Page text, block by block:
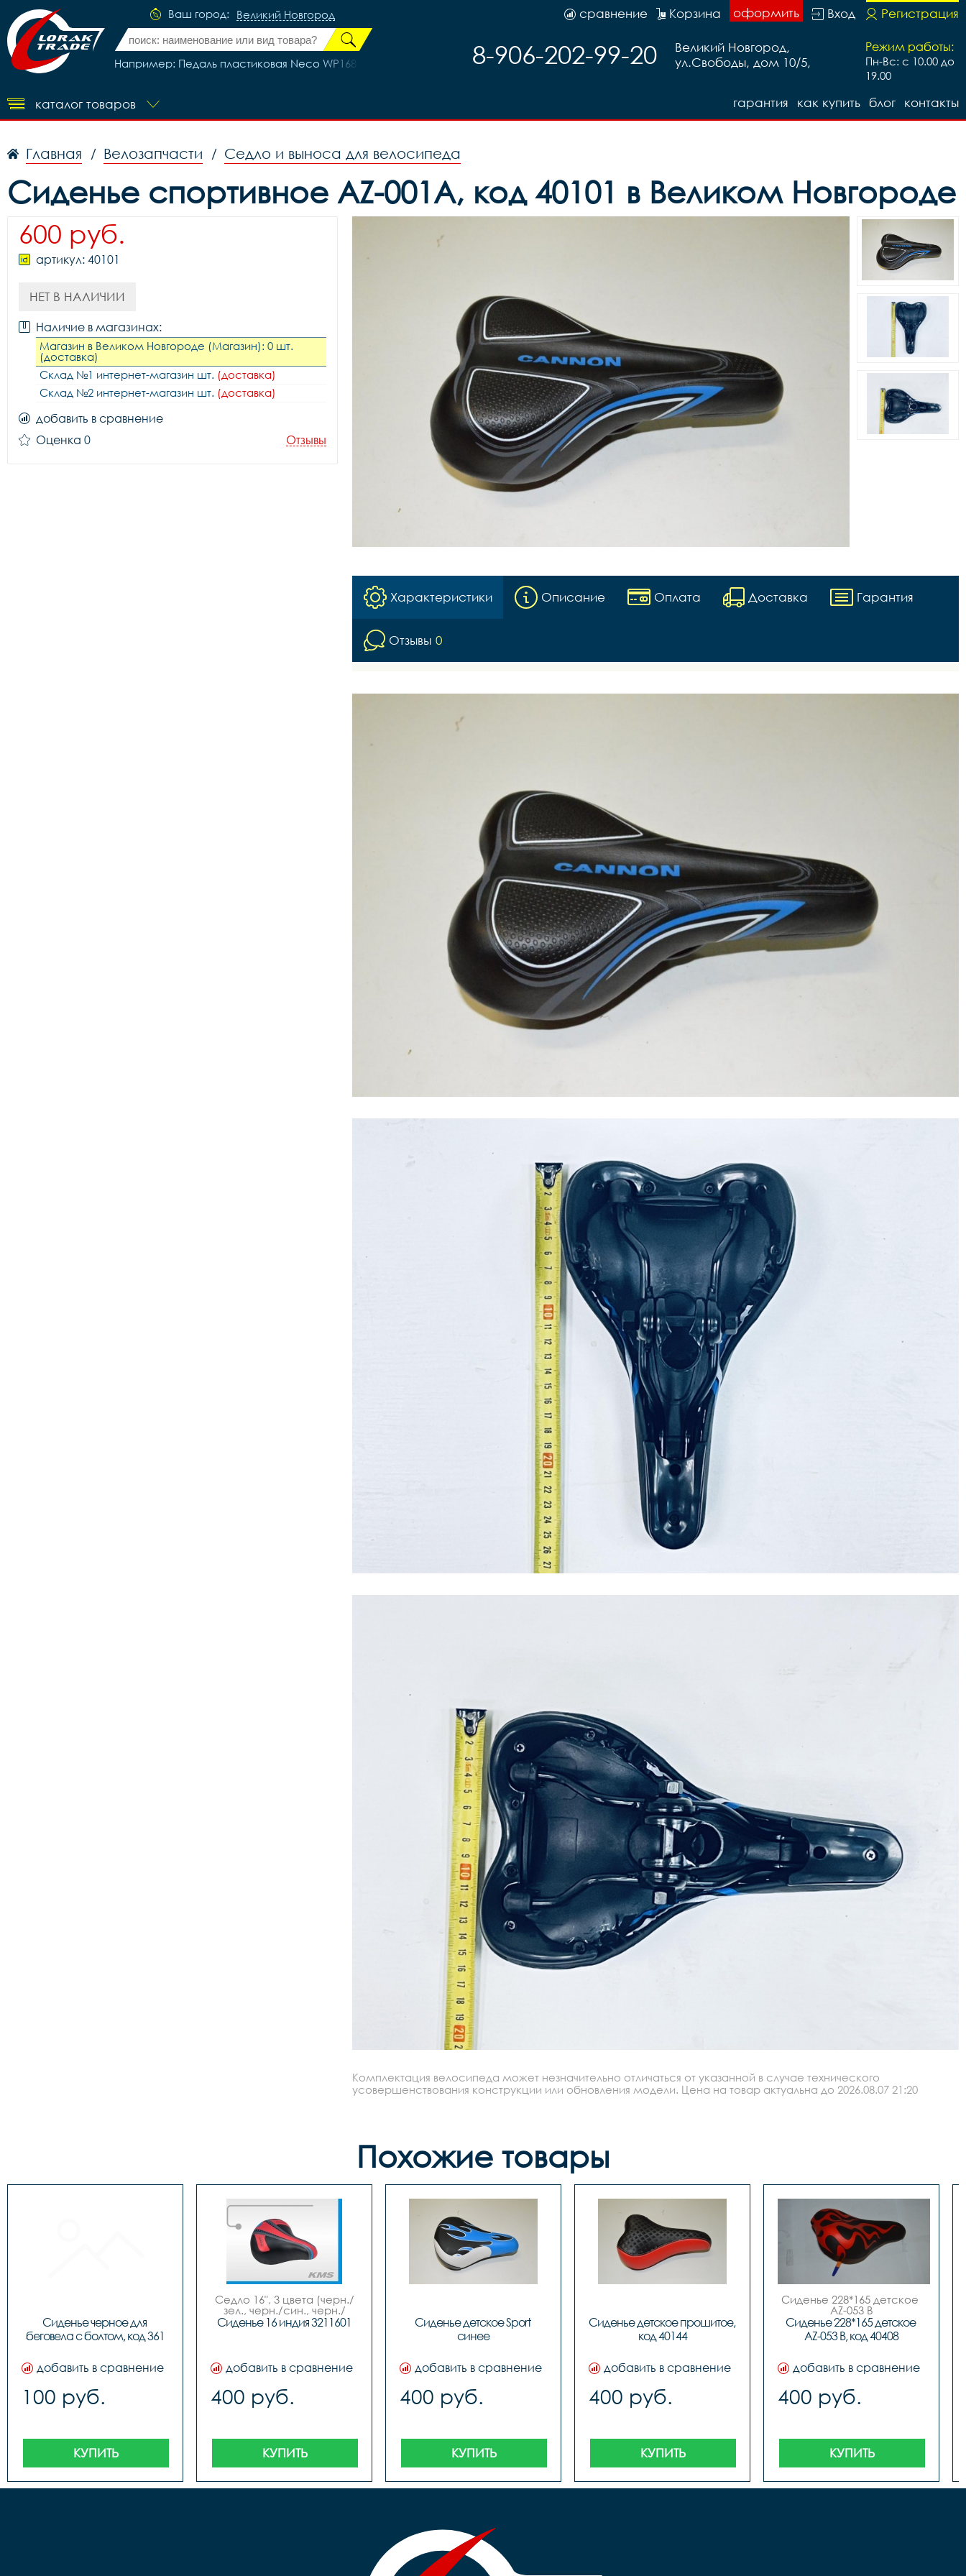
Ваш город: Великий Новгород
Например: Педаль пластиковая Neco WP168, код 40217
Регистрация
Вход
оформить
Корзина
сравнение
Режим работы:
Пн-Вс: с 10.00 до
19.00
Великий Новгород,
ул.Свободы, дом 10/5,
8-906-202-99-20
каталог товаров контакты
блог
как купить
гарантия
Главная / Велозапчасти / Седло и выноса для велосипеда
Сиденье спортивное AZ-001A, код 40101 в Великом Новгороде
600 руб.
артикул: 40101
НЕТ В НАЛИЧИИ
Наличие в магазинах:
Магазин в Великом Новгороде (Магазин): 0 шт.
(доставка)
Склад №1 интернет-магазин шт. (доставка)
Склад №2 интернет-магазин шт. (доставка)
добавить в сравнение
Оценка 0
Отзывы
Характеристики Описание Оплата Доставка Гарантия
Отзывы 0
Комплектация велосипеда может незначительно отличаться от указанной в случае технического
усовершенствования конструкции или обновления модели. Цена на товар актуальна до 2026.08.07 21:20
Похожие товары
Сиденье черное для
беговела с болтом, код 361
добавить в сравнение
100 руб.
КУПИТЬ
Седло 16", 3 цвета (черн./
зел., черн./син., черн./
красн.), NEW MODEL.
Сиденье 16 индия 3211601
добавить в сравнение
400 руб.
КУПИТЬ
Сиденье детское Sport
синее
добавить в сравнение
400 руб.
КУПИТЬ
Сиденье детское прошитое,
код 40144
добавить в сравнение
400 руб.
КУПИТЬ
Сиденье 228*165 детское
AZ-053 B
код.40408
Сиденье 228*165 детское
AZ-053 B, код 40408
добавить в сравнение
400 руб.
КУПИТЬ